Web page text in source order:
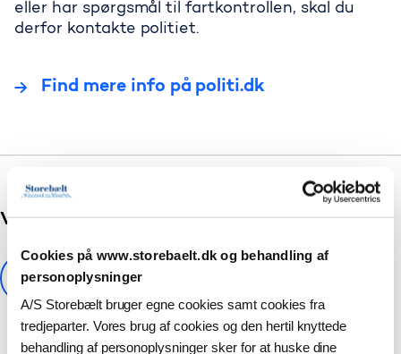
Cookies på www.storebaelt.dk og behandling af
personoplysninger
A/S Storebælt bruger egne cookies samt cookies fra
tredjeparter. Vores brug af cookies og den hertil knyttede
behandling af personoplysninger sker for at huske dine
Fartkontrol
eller har spørgsmål til fartkontrollen, skal du
derfor kontakte politiet.
Find mere info på politi.dk
Var denne artikel en hjælp?